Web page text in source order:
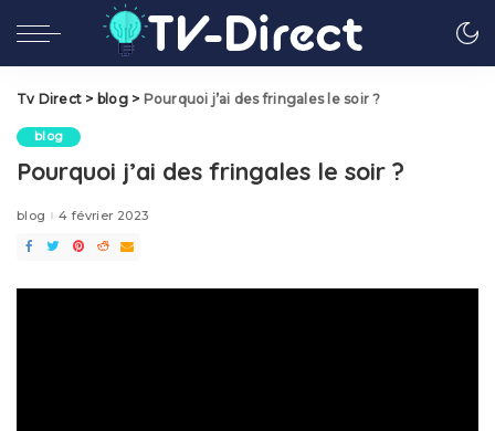
Tv Direct > blog> Pourquoi j’ai des fringales le soir ?
blog
Pourquoi j’ai des fringales le soir ?
blog 4 février 2023